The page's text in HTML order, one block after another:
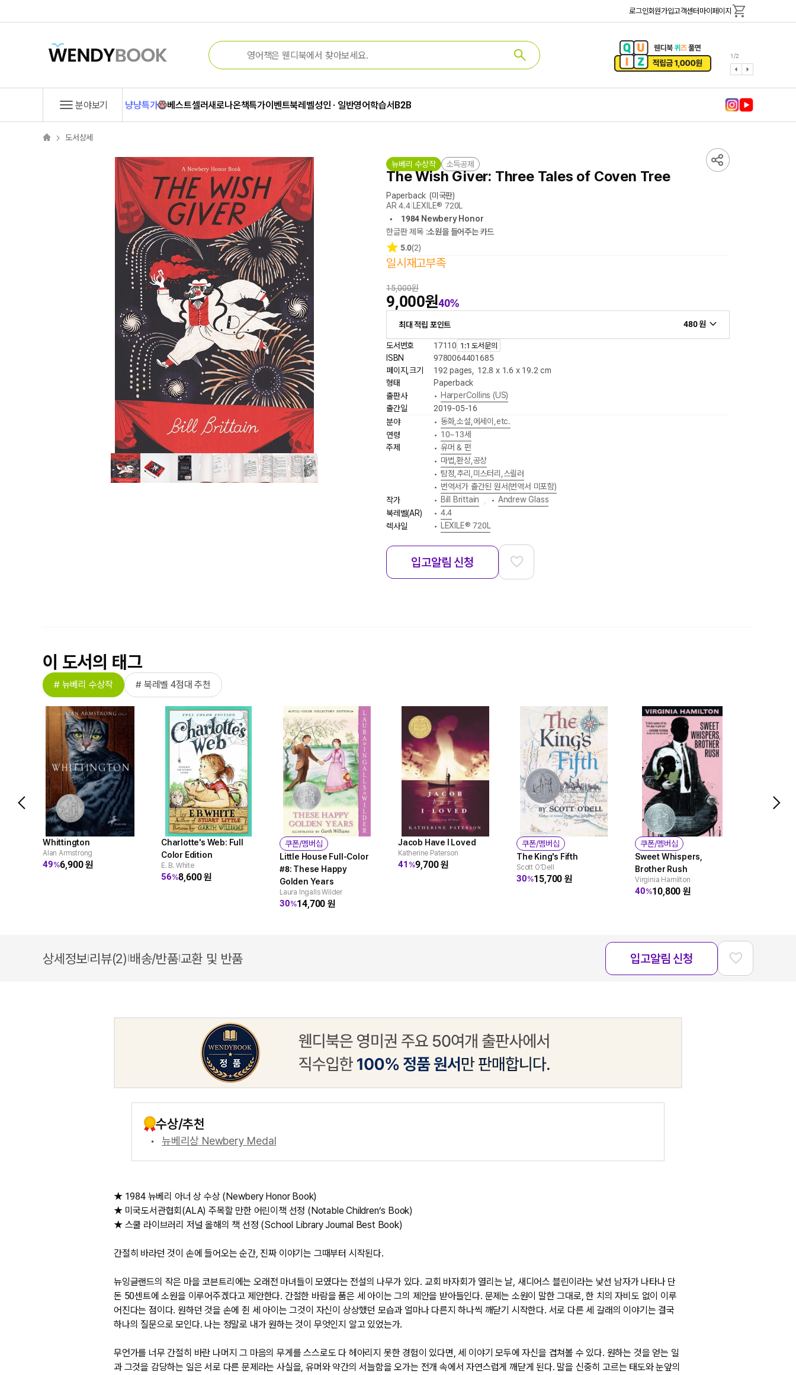
로그인회원가입고객센터 마이페이지
1/2
분야보기 냥냥특가 베스트셀러새로나온책특가이벤트북레벨성인 · 일반영어학습서B2B
도서상세
뉴베리 수상작 소득공제
The Wish Giver: Three Tales of Coven Tree
Paperback (미국판)
AR 4.4| LEXILE® 720L
1984 Newbery Honor
한글판 제목 :소원을 들어주는 카드
5.0(2)
일시재고부족
15,000원
9,000원40%
최대 적립 포인트 480 원
도서번호 17110 1:1 도서문의
ISBN
9780064401685
페이지,크기
192 pages
12.8 x 1.6 x 19.2 cm
형태
Paperback
출판사
• HarperCollins (US)
출간일
2019-05-16
분야
• 동화,소설,에세이,etc.
연령
• 10~13세
주제
• 유머 & 펀
• 마법,환상,공상
• 탐정,추리,미스터리,스릴러
• 번역서가 출간된 원서(번역서 미포함)
작가
• Bill Brittain • Andrew Glass
북레벨(AR)
• 4.4
렉사일
• LEXILE® 720L
입고알림 신청
이 도서의 태그
# 뉴베리 수상작 # 북레벨 4점대 추천
Whittington
Alan Armstrong
49%6,900원
Charlotte's Web: Full
Color Edition
E. B. White
56%8,600원
쿠폰/멤버십
Little House Full-Color
#8: These Happy
Golden Years
Laura Ingalls Wilder
30%14,700원
Jacob Have I Loved
Katherine Paterson
41 %9,700원
쿠폰/멤버십
The King's Fifth
Scott O'Dell
30%15,700원
쿠폰/멤버십
Sweet Whispers,
Brother Rush
Virginia Hamilton
40%10,800원
상세정보 리뷰(2) 배송/반품| 교환 및 반품 입고알림 신청
수상/추천
뉴베리상 Newbery Medal
★ 1984 뉴베리 아너 상 수상 (Newbery Honor Book)
★ 미국도서관협회(ALA) 주목할 만한 어린이책 선정 (Notable Children’s Book)
★ 스쿨 라이브러리 저널 올해의 책 선정 (School Library Journal Best Book)
간절히 바라던 것이 손에 들어오는 순간, 진짜 이야기는 그때부터 시작된다.
뉴잉글랜드의 작은 마을 코븐트리에는 오래전 마녀들이 모였다는 전설의 나무가 있다. 교회 바자회가 열리는 날, 새디어스 블린이라는 낯선 남자가 나타나 단
돈 50센트에 소원을 이루어주겠다고 제안한다. 간절한 바람을 품은 세 아이는 그의 제안을 받아들인다. 문제는 소원이 말한 그대로, 한 치의 자비도 없이 이루
어진다는 점이다. 원하던 것을 손에 쥔 세 아이는 그것이 자신이 상상했던 모습과 얼마나 다른지 하나씩 깨닫기 시작한다. 서로 다른 세 갈래의 이야기는 결국
하나의 질문으로 모인다. 나는 정말로 내가 원하는 것이 무엇인지 알고 있었는가.
무언가를 너무 간절히 바란 나머지 그 마음의 무게를 스스로도 다 헤아리지 못한 경험이 있다면, 세 이야기 모두에 자신을 겹쳐볼 수 있다. 원하는 것을 얻는 일
과 그것을 감당하는 일은 서로 다른 문제라는 사실을, 유머와 약간의 서늘함을 오가는 전개 속에서 자연스럽게 깨닫게 된다. 말을 신중히 고르는 태도와 눈앞의